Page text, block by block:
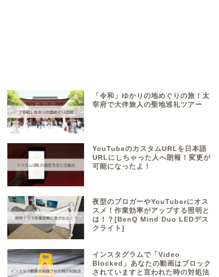
「令和」ゆかりの地めぐりの旅！太
宰府で大伴旅人の聖地巡礼ツアー
YouTubeのカスタムURLを日本語
URLにしちゃった人へ朗報！変更が
可能になったよ！
夜型のブロガーやYouTuberにオス
スメ！作業効率がアップする照明と
は！？[BenQ Mind Duo LEDデス
クライト]
インスタグラムで「Video
Blocked」あなたの動画はブロック
されていますと言われた時の対処法